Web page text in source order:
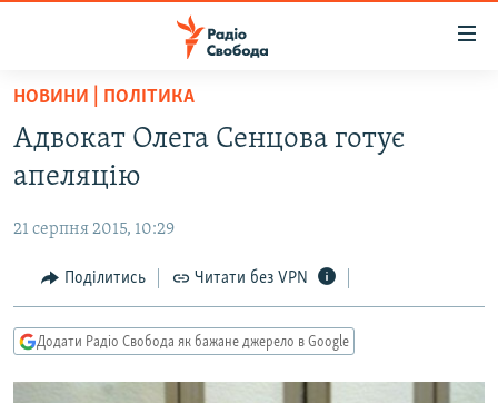
Перейти
основного
матеріалу
до
навігації
Перейти
до
ВСЕ ЗА ДОБУ
ПОЛІТИКА
ЕКОНОМІКА
КУЛЬТУРА
ВІЙНА
РОСІЙСЬКА «ФІЛЬТРАЦІЯ»
КРИМ.РЕАЛІЇ
НОВИНИ | ПОЛІТИКА
Адвокат Олега Сенцова готує
апеляцію
21 серпня 2015, 10:29
Поділитись Читати без VPN
Додати Радіо Свобода як бажане джерело в Google